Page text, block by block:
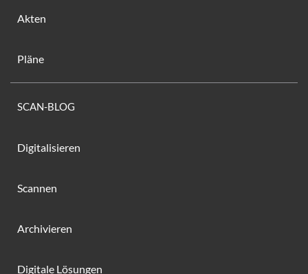
Akten
Pläne
SCAN-BLOG
Digitalisieren
Scannen
Archivieren
Digitale Lösungen